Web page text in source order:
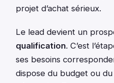
projet d’achat sérieux.
Le lead devient un
qualification. C’est
ses besoins
dispose du budget ou